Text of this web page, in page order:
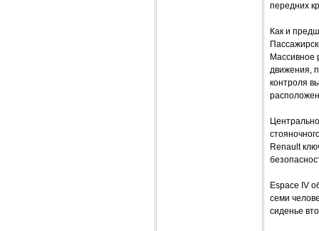
передних
Как и
Массивное
движения,
контроля
Renault
Espace IV
семи
сиденье